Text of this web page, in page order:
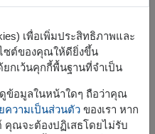
เพื่อเพิ่มประสิทธิภาพและ
ซต์ของคุณให้ดียิ่งขึ้น
กเว้นคุกกี้พื้นฐานที่จำเป็น
ข้อมูลในหน้าใดๆ ถือว่าคุณ
ความเป็นส่วนตัวของเรา หาก
คุณจะต้องปฏิเสธโดยไม่รับ